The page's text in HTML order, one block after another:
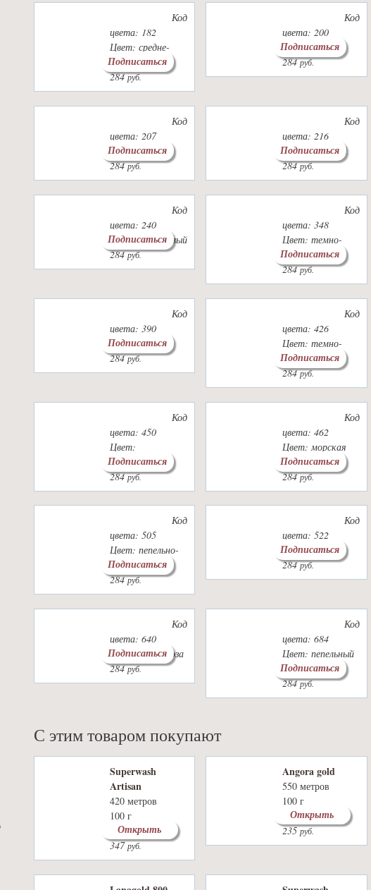
Код
цвета: 182
Цвет: средне-
серый
284руб.
Подписаться
Код
цвета: 200
Цвет: серый
284руб.
Подписаться
Код
цвета: 207
Цвет: какао
284руб.
Подписаться
Код
цвета: 216
Цвет: желтый
284руб.
Подписаться
Код
цвета: 240
Цвет: коричневый
284руб.
Подписаться
Код
цвета: 348
Цвет: темно-
серый
284руб.
Подписаться
Код
цвета: 390
Цвет: винный
284руб.
Подписаться
Код
цвета: 426
Цвет: темно-
зеленый
284руб.
Подписаться
Код
цвета: 450
Цвет:
жемчужный
284руб.
Подписаться
Код
цвета: 462
Цвет: морская
зелень
284руб.
Подписаться
Код
цвета: 505
Цвет: пепельно-
сиреневый
284руб.
Подписаться
Код
цвета: 522
Цвет: мята
284руб.
Подписаться
Код
цвета: 640
Цвет: зел.бирюза
284руб.
Подписаться
Код
цвета: 684
Цвет: пепельный
меланж
284руб.
Подписаться
С этим товаром покупают
Superwash
Artisan
420 метров
100 г
27 цветов
347руб.
Открыть
Angora gold
550 метров
100 г
36 цветов
235руб.
Открыть